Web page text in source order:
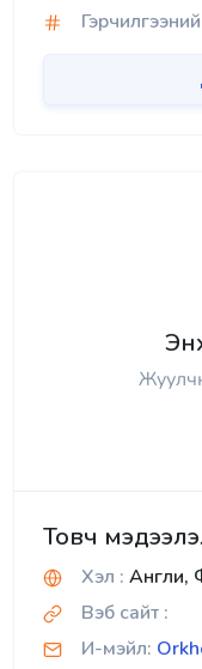
Товч
Хэл : Англи,
Вэб сайт :
И-мэйл: